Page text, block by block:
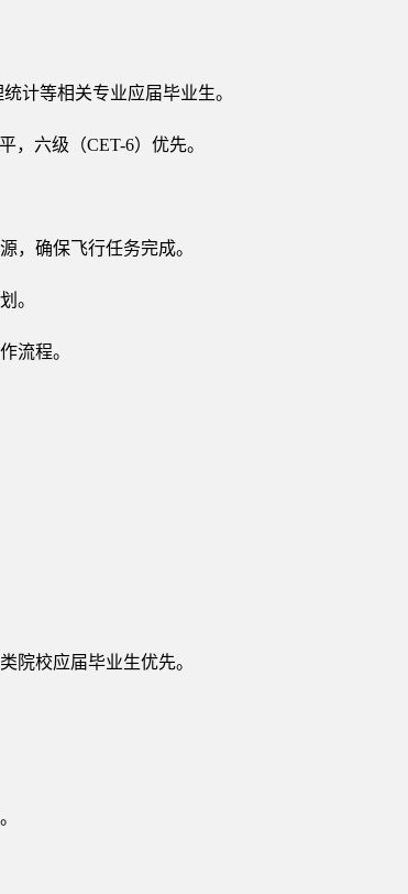
计等相关专业应届毕业生。
，六级（CET-6）优先。
，确保飞行任务完成。
。
流程。
院校应届毕业生优先。